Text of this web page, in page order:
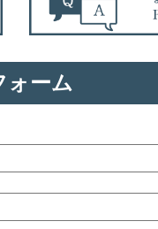
ォーム